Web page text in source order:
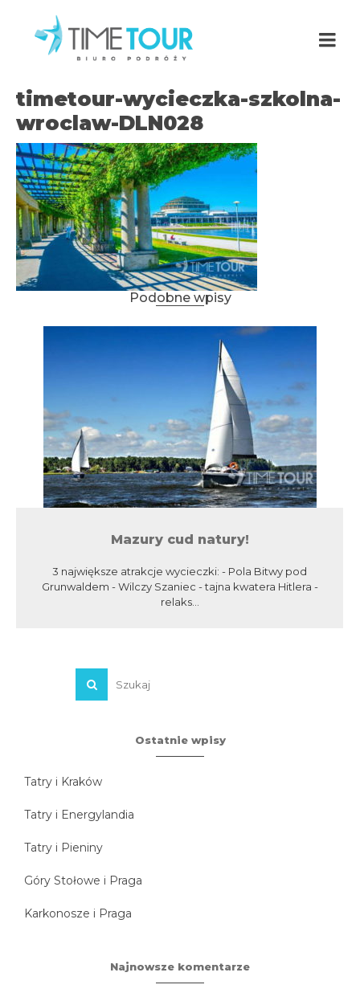
timetour-wycieczka-szkolna-
wroclaw-DLN028
Podobne wpisy
Mazury cud natury!
3 największe atrakcje wycieczki: - Pola Bitwy pod
Grunwaldem - Wilczy Szaniec - tajna kwatera Hitlera -
relaks...
Ostatnie wpisy
Tatry i Kraków
Tatry i Energylandia
Tatry i Pieniny
Góry Stołowe i Praga
Karkonosze i Praga
Najnowsze komentarze